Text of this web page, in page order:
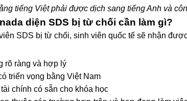
tiếng Việt phải được dịch sang tiếng Anh và
diện SDS bị từ chối cần làm gì?
SDS bị từ chối, sinh viên quốc tế sẽ nhận
rõ ràng và hợp lý
triển vọng bằng Việt Nam
chính có sẵn cho khóa học